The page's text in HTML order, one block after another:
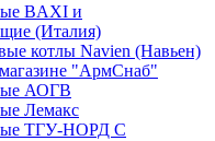
BAXI и
(Италия)
котлы Navien (Навьен)
"АрмСнаб"
АОГВ
Лемакс
ТГУ-НОРД С